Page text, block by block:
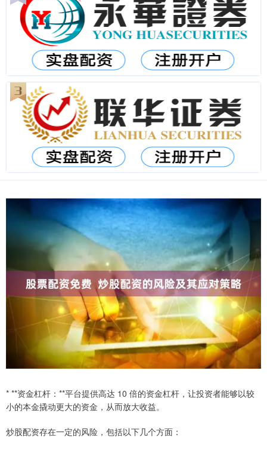
* **资金杠杆：**平台提供高达 10 倍的资金杠杆，让投资者能够以较
小的本金撬动更大的资金，从而放大收益。
炒股配资存在一定的风险，包括以下几个方面：